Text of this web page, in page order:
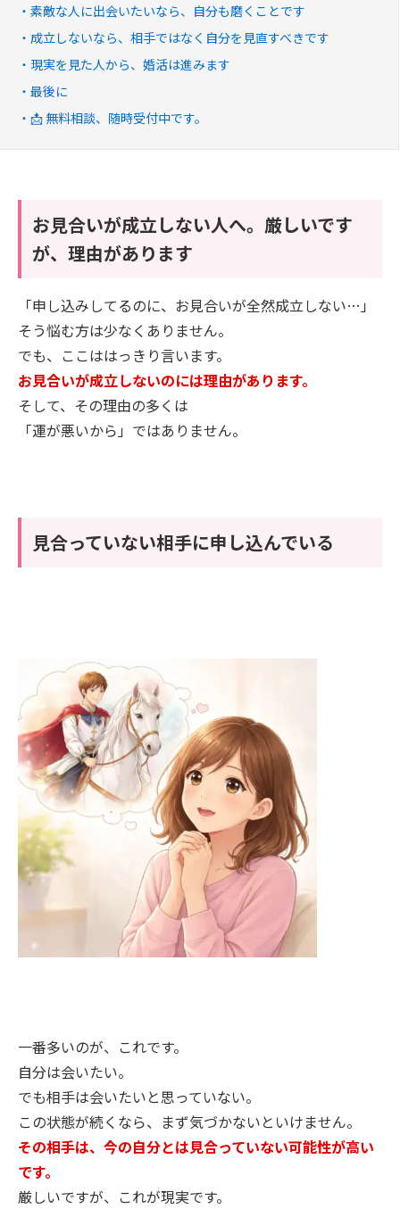
素敵な人に出会いたいなら、自分も磨くことです
成立しないなら、相手ではなく自分を見直すべきです
現実を見た人から、婚活は進みます
最後に
📩 無料相談、随時受付中です。
お見合いが成立しない人へ。厳しいです
が、理由があります
「申し込みしてるのに、お見合いが全然成立しない…」
そう悩む方は少なくありません。
でも、ここははっきり言います。
お見合いが成立しないのには理由があります。
そして、その理由の多くは
「運が悪いから」ではありません。
見合っていない相手に申し込んでいる
一番多いのが、これです。
自分は会いたい。
でも相手は会いたいと思っていない。
この状態が続くなら、まず気づかないといけません。
その相手は、今の自分とは見合っていない可能性が高い
です。
厳しいですが、これが現実です。